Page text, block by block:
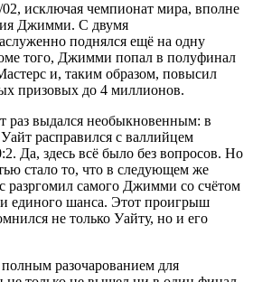
02, исключая чемпионат мира, вполне
Джимми. С двумя
поднялся ещё на одну
того, Джимми попал в полуфинал
и, таким образом, повысил
призовых до 4 миллионов.
раз выдался необыкновенным: в
расправился с валлийцем
Да, здесь всё было без вопросов. Но
стало то, что в следующем же
разргомил самого Джимми со счётом
единого шанса. Этот проигрыш
не только Уайту, но и его
разочарованием для